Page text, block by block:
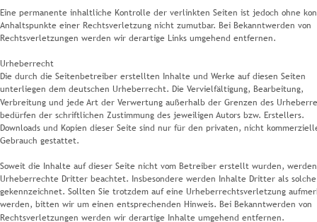
Eine permanente inhaltliche Kontrolle der verlinkten Seiten ist jedoch ohne
Anhaltspunkte einer Rechtsverletzung nicht zumutbar. Bei Bekanntwerden von
Rechtsverletzungen werden wir derartige Links umgehend entfernen.
Urheberrecht
Die durch die Seitenbetreiber erstellten Inhalte und Werke auf diesen Seiten
unterliegen dem deutschen Urheberrecht. Die Vervielfältigung, Bearbeitung,
Verbreitung und jede Art der Verwertung außerhalb der Grenzen des
bedürfen der schriftlichen Zustimmung des jeweiligen Autors bzw. Erstellers.
Downloads und Kopien dieser Seite sind nur für den privaten, nicht
Gebrauch gestattet.
Soweit die Inhalte auf dieser Seite nicht vom Betreiber erstellt wurden,
Urheberrechte Dritter beachtet. Insbesondere werden Inhalte Dritter als
gekennzeichnet. Sollten Sie trotzdem auf eine Urheberrechtsverletzung
werden, bitten wir um einen entsprechenden Hinweis. Bei Bekanntwerden von
Rechtsverletzungen werden wir derartige Inhalte umgehend entfernen.